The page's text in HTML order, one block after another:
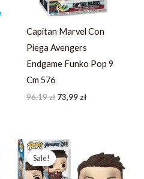
Capitan Marvel Con
Piega Avengers
Endgame Funko Pop 9
Cm 576
96,19zł 73,99zł
Sale!
Sale!
Pierwotna
cena
wynosiła:
224,39 zł.
cena
wynosi:
160,28 zł.